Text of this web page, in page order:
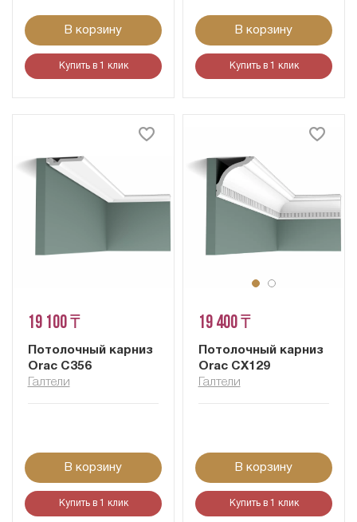
В корзину
Купить в 1 клик
В корзину
Купить в 1 клик
19 100 ₸
Потолочный карниз
Orac C356
Галтели
В корзину
Купить в 1 клик
19 400 ₸
Потолочный карниз
Orac CX129
Галтели
В корзину
Купить в 1 клик